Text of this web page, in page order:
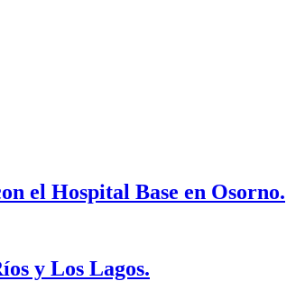
el Hospital Base en Osorno.
y Los Lagos.